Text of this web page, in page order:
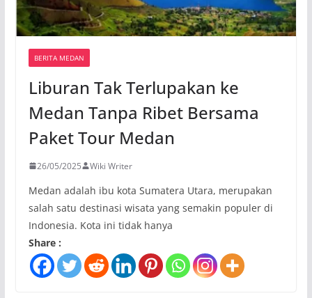
BERITA MEDAN
Liburan Tak Terlupakan ke
Medan Tanpa Ribet Bersama
Paket Tour Medan
26/05/2025 Wiki Writer
Medan adalah ibu kota Sumatera Utara, merupakan
salah satu destinasi wisata yang semakin populer di
Indonesia. Kota ini tidak hanya
Share :